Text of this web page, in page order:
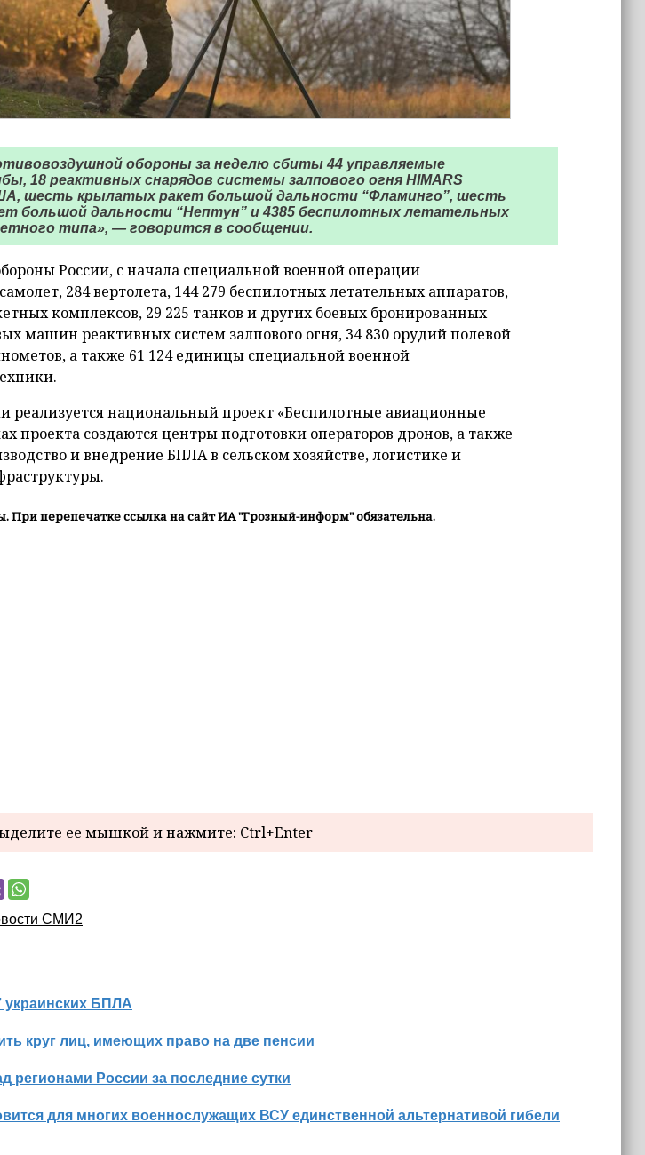
обороны за неделю сбиты 44 управляемые
18 реактивных снарядов системы залпового огня HIMARS
шесть крылатых ракет большой дальности “Фламинго”, шесть
большой дальности “Нептун” и 4385 беспилотных летательных
типа», — говорится в сообщении.
России, с начала специальной военной операции
284 вертолета, 144 279 беспилотных летательных аппаратов,
комплексов, 29 225 танков и других боевых бронированных
машин реактивных систем залпового огня, 34 830 орудий полевой
а также 61 124 единицы специальной военной
реализуется национальный проект «Беспилотные авиационные
проекта создаются центры подготовки операторов дронов, а также
и внедрение БПЛА в сельском хозяйстве, логистике и
При перепечатке ссылка на сайт ИА "Грозный-информ" обязательна.
ее мышкой и нажмите: Ctrl+Enter
СМИ2
БПЛА
круг лиц, имеющих право на две пенсии
России за последние сутки
для многих военнослужащих ВСУ единственной альтернативой гибели